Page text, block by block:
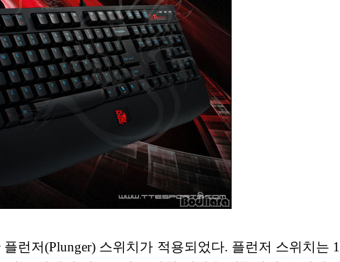
런저(Plunger) 스위치가 적용되었다. 플런저 스위치는